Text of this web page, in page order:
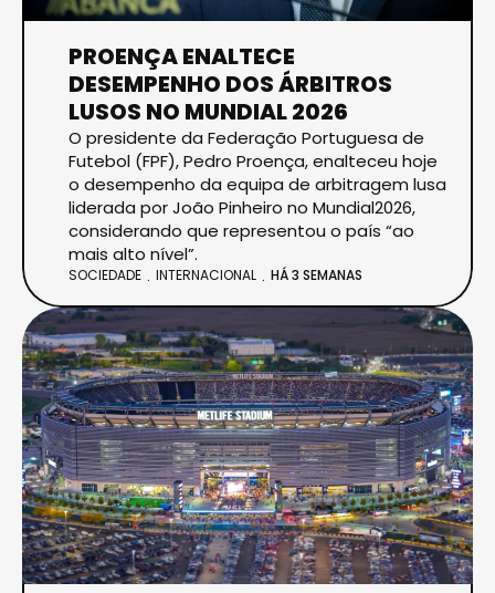
PROENÇA ENALTECE
DESEMPENHO DOS ÁRBITROS
LUSOS NO MUNDIAL 2026
O presidente da Federação Portuguesa de
Futebol (FPF), Pedro Proença, enalteceu hoje
o desempenho da equipa de arbitragem lusa
liderada por João Pinheiro no Mundial2026,
considerando que representou o país “ao
mais alto nível”.
SOCIEDADE INTERNACIONAL HÁ 3 SEMANAS